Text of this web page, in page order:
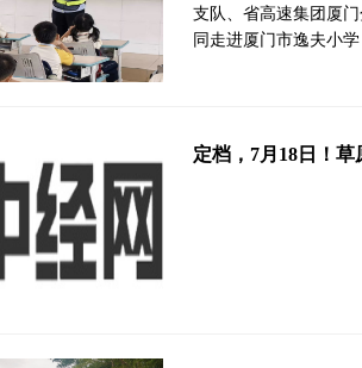
支队、省高速集团厦
同走进厦门市逸夫小
定档，7月18日！